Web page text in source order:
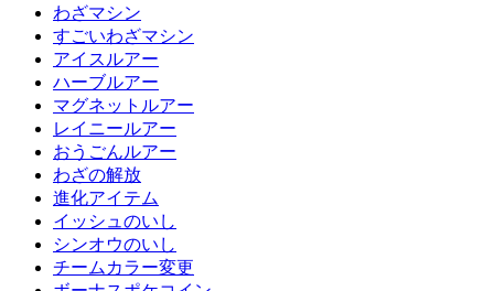
わざマシン
すごいわざマシン
アイスルアー
ハーブルアー
マグネットルアー
レイニールアー
おうごんルアー
わざの解放
進化アイテム
イッシュのいし
シンオウのいし
チームカラー変更